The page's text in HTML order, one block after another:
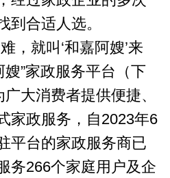
到合适人选。
就叫‘和嘉阿嫂’来
嫂”家政服务平台（下
大消费者提供便捷、
家政服务，自2023年6
平台的家政服务商已
务266个家庭用户及企